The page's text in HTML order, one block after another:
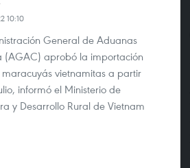
10:10
General de Aduanas
(AGAC) aprobó la importación
vietnamitas a partir
informó el Ministerio de
y Desarrollo Rural de Vietnam